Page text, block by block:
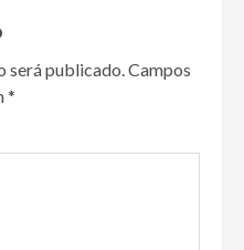
será publicado.Campos
*